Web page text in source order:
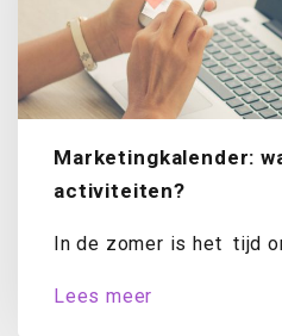
Marketingkalender:
activiteiten?
In de zomer is het tijd
Lees meer